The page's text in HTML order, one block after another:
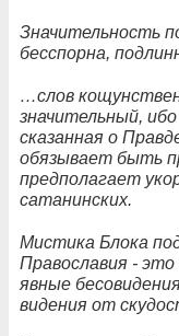
Значительность
бесспорна,
…слов
значительный,
сказанная о
обязывает быть
предполагает
сатанинских.
Мистика Блока
Православия - это
явные
видения от